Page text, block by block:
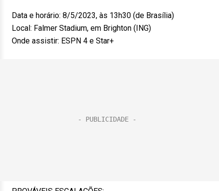
Data e horário: 8/5/2023, às 13h30 (de Brasília)
Local: Falmer Stadium, em Brighton (ING)
Onde assistir: ESPN 4 e Star+